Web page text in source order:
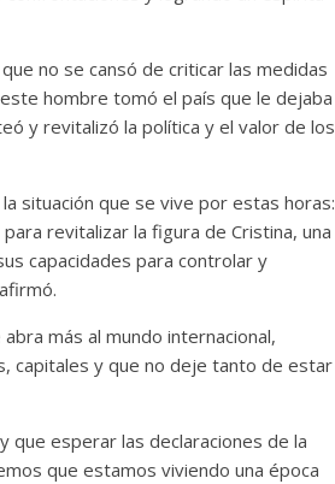
no se cansó de criticar las medidas
hombre tomó el país que le dejaba
y revitalizó la política y el valor de los
situación que se vive por estas horas:
revitalizar la figura de Cristina, una
capacidades para controlar y
más al mundo internacional,
capitales y que no deje tanto de estar
que esperar las declaraciones de la
que estamos viviendo una época